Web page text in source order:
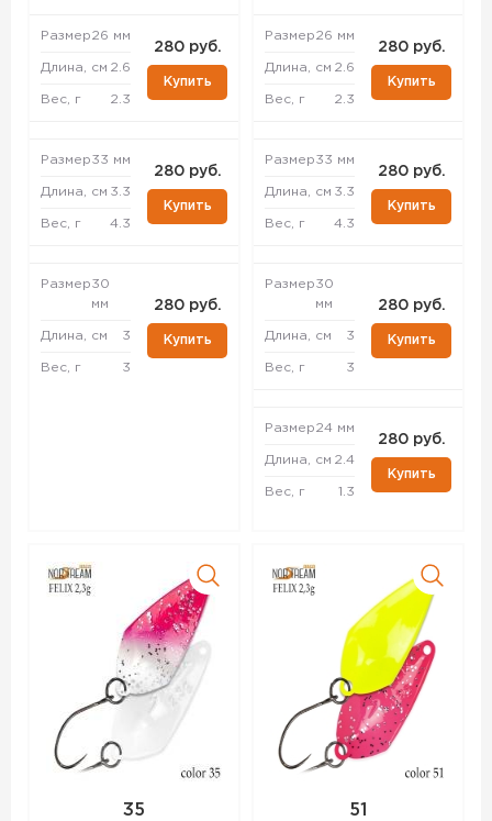
Размер26 мм
Длина, см 2.6
Вес, г 2.3
280 руб.
Купить
Размер33 мм
Длина, см 3.3
Вес, г 4.3
280 руб.
Купить
Размер30
мм
Длина, см 3
Вес, г 3
280 руб.
Купить
Размер26 мм
Длина, см 2.6
Вес, г 2.3
280 руб.
Купить
Размер33 мм
Длина, см 3.3
Вес, г 4.3
280 руб.
Купить
Размер30
мм
Длина, см 3
Вес, г 3
280 руб.
Купить
Размер24 мм
Длина, см 2.4
Вес, г 1.3
280 руб.
Купить
35 51